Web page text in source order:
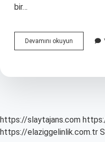
bir…
Devamını okuyun
Ve
https://slaytajans.com
https://elaziggelinlik.com.tr